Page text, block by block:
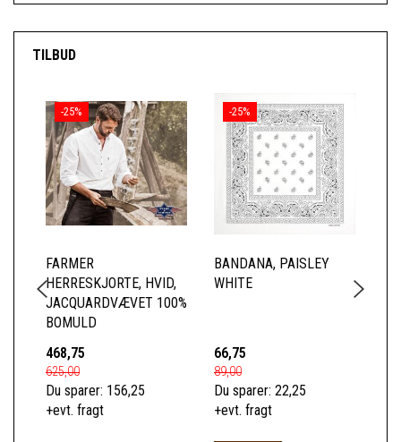
TILBUD
-25%
FARMER
HERRESKJORTE, HVID,
JACQUARDVÆVET 100%
BOMULD
468,75
625,00
Du sparer: 156,25
+evt. fragt
-25%
BANDANA, PAISLEY
WHITE
66,75
89,00
Du sparer: 22,25
+evt. fragt